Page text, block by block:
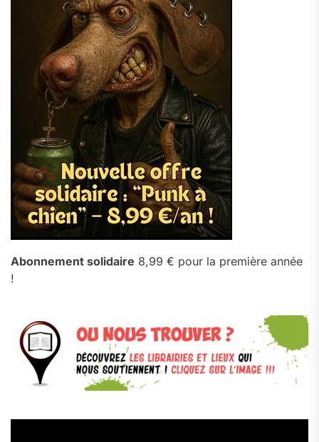
Abonnement solidaire 8,99 € pour la première année
!